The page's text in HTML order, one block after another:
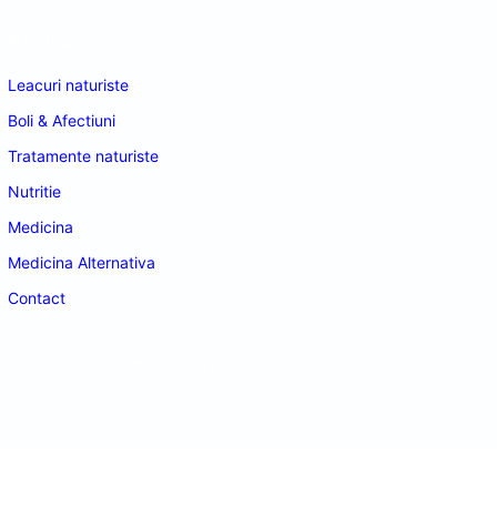
Leacuri naturiste
Boli & Afectiuni
Tratamente naturiste
Nutritie
Medicina
Medicina Alternativa
Contact